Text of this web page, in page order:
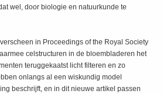
wel, door biologie en natuurkunde te
in Proceedings of the Royal Society
celstructuren in de bloembladeren het
teruggekaatst licht filteren en zo
onlangs al een wiskundig model
beschrijft, en in dit nieuwe artikel passen